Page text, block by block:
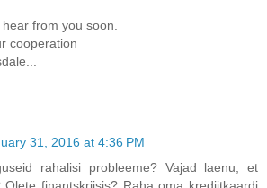
from you soon.
cooperation
31, 2016 at 4:36 PM
rahalisi probleeme? Vajad laenu, et